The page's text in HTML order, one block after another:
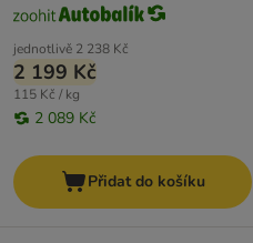
jednotlivě 2 238 Kč
2 199 Kč
115 Kč / kg
2 089 Kč
Přidat do košíku